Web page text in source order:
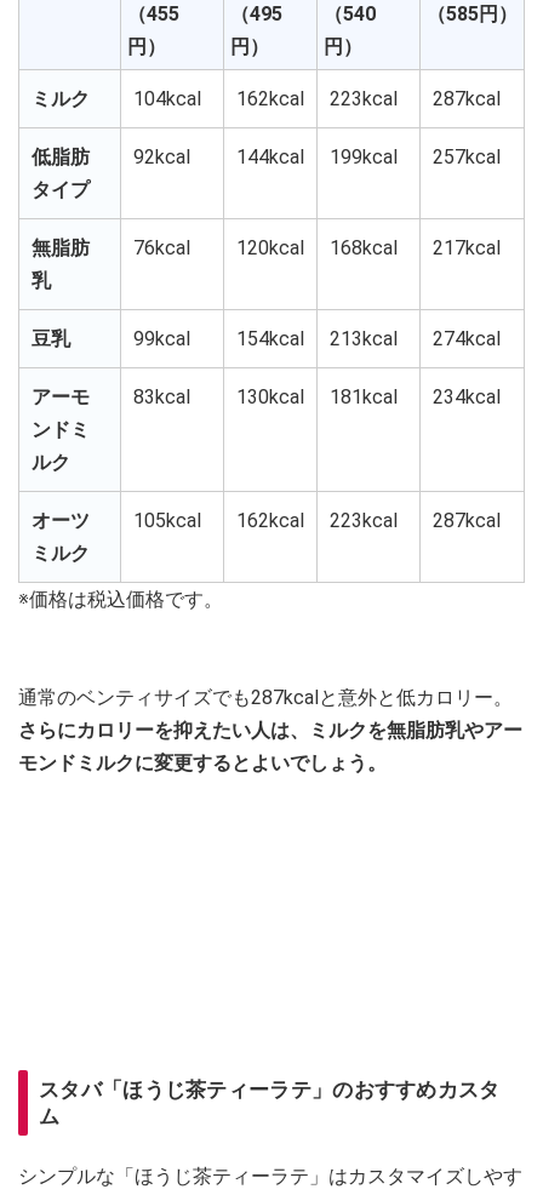
（455
円）
（495
円）
（540
円）
（585円）
ミルク 104kcal 162kcal 223kcal 287kcal
低脂肪
タイプ
92kcal 144kcal 199kcal 257kcal
無脂肪
乳
76kcal 120kcal 168kcal 217kcal
豆乳 99kcal 154kcal 213kcal 274kcal
アーモ
ンドミ
ルク
83kcal 130kcal 181kcal 234kcal
オーツ
ミルク
105kcal 162kcal 223kcal 287kcal
※価格は税込価格です。
通常のベンティサイズでも287kcalと意外と低カロリー。
さらにカロリーを抑えたい人は、ミルクを無脂肪乳やアー
モンドミルクに変更するとよいでしょう。
スタバ「ほうじ茶ティーラテ」のおすすめカスタ
ム
シンプルな「ほうじ茶ティーラテ」はカスタマイズしやす